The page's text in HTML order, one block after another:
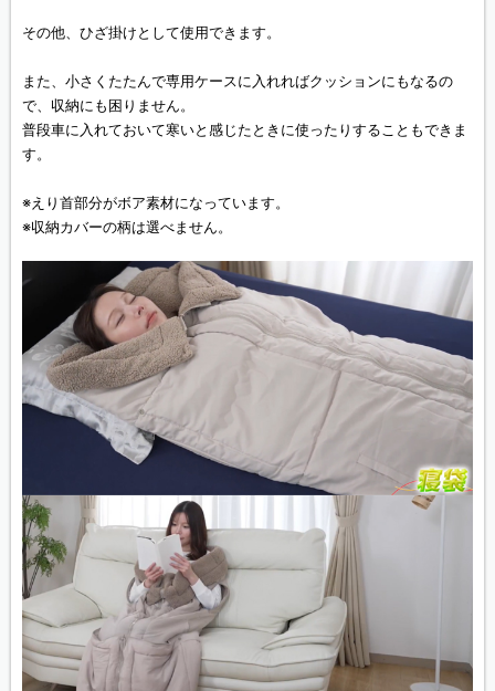
その他、ひざ掛けとして使用できます。
また、小さくたたんで専用ケースに入れればクッションにもなるの
で、収納にも困りません。
普段車に入れておいて寒いと感じたときに使ったりすることもできま
す。
※えり首部分がボア素材になっています。
※収納カバーの柄は選べません。